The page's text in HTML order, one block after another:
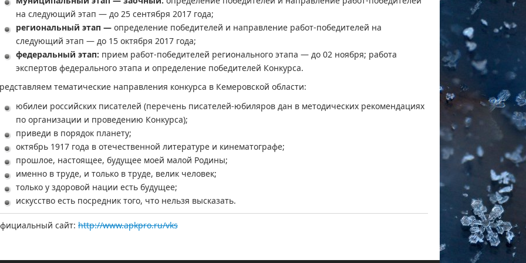
на следующий этап — до 25 сентября 2017 года;
региональный этап — определение победителей и направление работ-победителей на
следующий этап — до 15 октября 2017 года;
федеральный этап: прием работ-победителей регионального этапа — до 02 ноября; работа
экспертов федерального этапа и определение победителей Конкурса.
тематические направления конкурса в Кемеровской области:
юбилеи российских писателей (перечень писателей-юбиляров дан в методических рекомендациях
по организации и проведению Конкурса);
приведи в порядок планету;
октябрь 1917 года в отечественной литературе и кинематографе;
прошлое, настоящее, будущее моей малой Родины;
именно в труде, и только в труде, велик человек;
только у здоровой нации есть будущее;
искусство есть посредник того, что нельзя высказать.
сайт: http://www.apkpro.ru/vks